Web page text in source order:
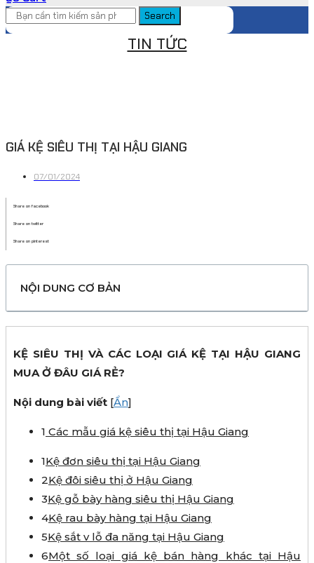
Search
TIN TỨC
GIÁ KỆ SIÊU THỊ TẠI HẬU GIANG
07/01/2024
Share on facebook
Share on twitter
Share on pinterest
NỘI DUNG CƠ BẢN
KỆ SIÊU THỊ VÀ CÁC LOẠI GIÁ KỆ TẠI HẬU GIANG
MUA Ở ĐÂU GIÁ RẺ?
Nội dung bài viết [Ẩn]
1 Các mẫu giá kệ siêu thị tại Hậu Giang
1Kệ đơn siêu thị tại Hậu Giang
2Kệ đôi siêu thị ở Hậu Giang
3Kệ gỗ bày hàng siêu thị Hậu Giang
4Kệ rau bày hàng tại Hậu Giang
5Kệ sắt v lỗ đa năng tại Hậu Giang
6Một số loại giá kệ bán hàng khác tại Hậu